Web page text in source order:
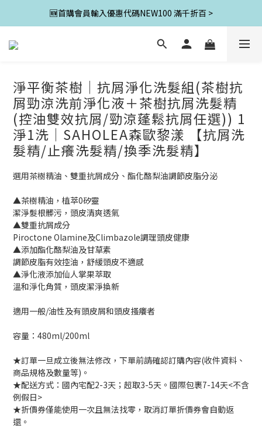
🆕首購會員輸入優惠代碼NEW100 滿千折百 >
淨平衡茶樹│抗屑淨化洗髮組(茶樹抗
屑勁涼洗前淨化液＋茶樹抗屑洗髮精
(控油雙效抗屑/勁涼蓬鬆抗屑任選)) 1
淨1洗│SAHOLEA森歐黎漾 【抗屑洗
髮精/止癢洗髮精/換季洗髮精】
選用茶樹精油、雙重抗屑成分、酯化酪梨油調節皮脂分泌
▲茶樹精油，植萃0矽靈
潔淨髮根髒污，頭皮清爽透氣
▲雙重抗屑成分
Piroctone Olamine及Climbazole調理頭皮健康
▲添加酯化酪梨油及甘草素
調節皮脂有效控油，舒緩頭皮不適感
▲淨化液添加仙人掌果萃取
溫和淨化角質，頭皮潔淨換新
適用一般/油性及有頭皮屑和頭皮搔癢者
容量：480ml/200ml
★訂單一旦成立後無法修改，下單前請確認訂購內容(收件資料、
商品規格及數量等)。
★配送方式：國內宅配2-3天；超取3-5天。國際包裹7-14天<不含
例假日>
★折價券僅能使用一次且無法找零，取消訂單折價券會自動返
還。